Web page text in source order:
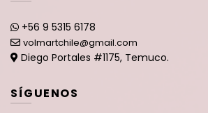
+56 9 5315 6178
volmartchile@gmail.com
Diego Portales #1175, Temuco.
SÍGUENOS